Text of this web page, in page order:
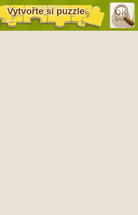
Vytvořte si puzzle